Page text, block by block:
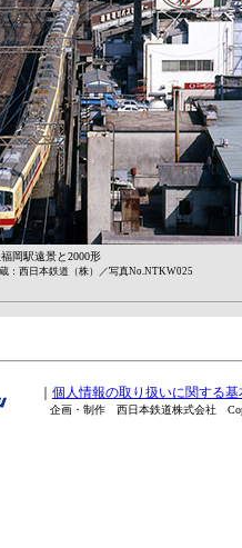
岡駅遠景と2000形
：西日本鉄道（株）／写真No.NTKW025
個人情報の取り扱いに関する基
企画・制作 西日本鉄道株式会社